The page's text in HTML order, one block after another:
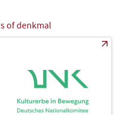
of denkmal